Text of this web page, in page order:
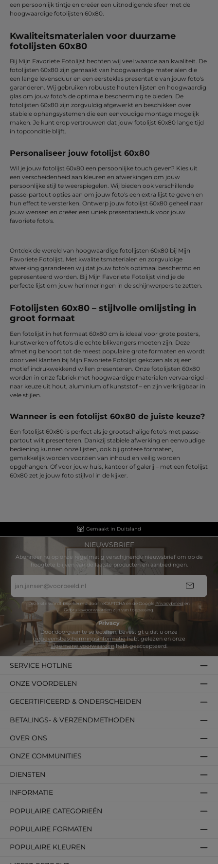
een persoonlijk tintje en creëer een uitnodigende sfeer met de
hoogwaardige fotolijsten 60x80.
Kwaliteitsmaterialen voor duurzame
fotolijsten 60x80
Bij Mijn Favoriete Fotolijst hechten wij veel waarde aan kwaliteit. De
fotolijsten 60x80 zijn gemaakt van hoogwaardige materialen die
een lange levensduur en een eersteklas presentatie van jouw foto's
garanderen. Wij gebruiken robuuste houten lijsten en hoogwaardig
glas om jouw foto's de optimale bescherming te bieden. De
fotolijsten 60x80 zijn zorgvuldig afgewerkt en beschikken over
stabiele ophangsystemen die een eenvoudige montage mogelijk
maken. Je kunt erop vertrouwen dat jouw fotolijst 60x80 lange tijd
in topconditie blijft.
Personaliseer jouw fotolijst 60x80
Wil je jouw fotolijst 60x80 een persoonlijke touch geven? Kies uit
een verscheidenheid aan kleuren en afwerkingen om jouw
persoonlijke stijl te weerspiegelen. Wij bieden ook verschillende
passe-partout opties aan om jouw foto's een extra lijst te geven en
hun effect te versterken. Ontwerp jouw fotolijst 60x80 geheel naar
jouw wensen en creëer een uniek presentatiestuk voor jouw
favoriete foto's.
Ontdek de wereld van hoogwaardige fotolijsten 60x80 bij Mijn
Favoriete Fotolijst. Met kwaliteitsmaterialen en zorgvuldige
afwerking garanderen wij dat jouw foto's optimaal beschermd en
gepresenteerd worden. Bij Mijn Favoriete Fotolijst vind je de
perfecte lijst om jouw herinneringen in de schijnwerpers te zetten.
Fotolijsten 60x80 – stijlvolle omlijsting in
groot formaat
Een fotolijst in het formaat 60x80 cm is ideaal voor grote posters,
kunstwerken of foto's die echte blikvangers moeten zijn. Deze
afmeting behoort tot de meest populaire grote formaten en wordt
door veel klanten bij Mijn Favoriete Fotolijst gekozen als zij een
motief indrukwekkend willen presenteren. Onze fotolijsten 60x80
worden in onze fabriek met hoogwaardige materialen vervaardigd –
naar keuze uit hout, aluminium of kunststof – en zijn verkrijgbaar in
vele stijlen.
Wanneer is een fotolijst 60x80 de juiste keuze?
Een fotolijst 60x80 is perfect als je grootschalige foto's met passe-
partout wilt presenteren. Dankzij stabiele afwerking en eenvoudige
bediening kunnen onze lijsten, ook bij grotere formaten,
gemakkelijk worden voorzien van inhoud en veilig worden
opgehangen. Of voor jouw huis, kantoor of galerij – met een fotolijst
60x80 zet je jouw foto stijlvol in de kijker.
Gemaakt in Duitsland
NIEUWSBRIEF
Abonneer nu op onze regelmatig verschijnende nieuwsbrief om op de
hoogtete blijven van de laatste producten en aanbiedingen.
mailadres
*
Deze site wordt beschermd door reCAPTCHA en de Google Privacybeleid en
Gebruiksvoorwaarden zijn van toepassing.
Privacy
gegevensbeschermingsinformatie
algemene voorwaardenhebt geaccepteerd.
SERVICE HOTLINE
DIENSTEN
INFORMATIE
POPULAIRE CATEGORIEËN
POPULAIRE FORMATEN
POPULAIRE KLEUREN
BETALINGS- & VERZENDMETHODEN
OVER ONS
GECERTIFICEERD & ONDERSCHEIDEN
ONZE VOORDELEN
ONZE COMMUNITIES